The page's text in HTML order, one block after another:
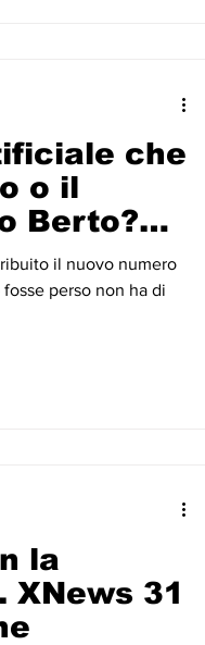
che
o il
Berto?
qui in
il nuovo numero
perso non ha di
la
XNews 31